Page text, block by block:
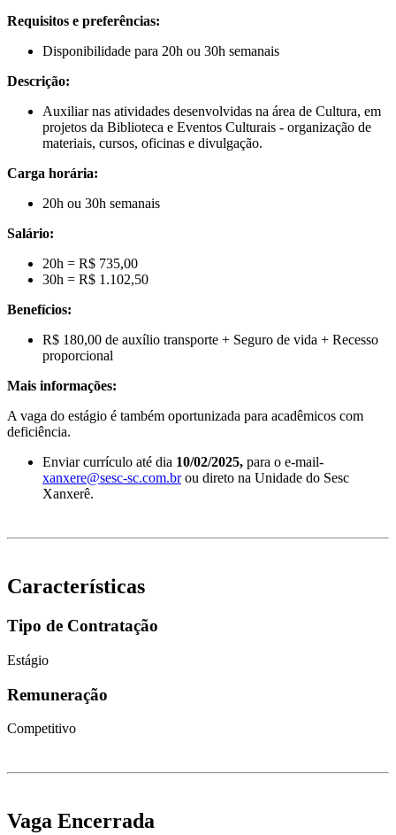
Requisitos e preferências:
Disponibilidade para 20h ou 30h semanais
Descrição:
Auxiliar nas atividades desenvolvidas na área de Cultura, em
projetos da Biblioteca e Eventos Culturais - organização de
materiais, cursos, oficinas e divulgação.
Carga horária:
20h ou 30h semanais
Salário:
20h = R$ 735,00
30h = R$ 1.102,50
Benefícios:
R$ 180,00 de auxílio transporte + Seguro de vida + Recesso
proporcional
Mais informações:
A vaga do estágio é também oportunizada para acadêmicos com
deficiência.
Enviar currículo até dia 10/02/2025, para o e-mail-
xanxere@sesc-sc.com.brou direto na Unidade do Sesc
Xanxerê.
Características
Tipo de Contratação
Estágio
Remuneração
Competitivo
Vaga Encerrada